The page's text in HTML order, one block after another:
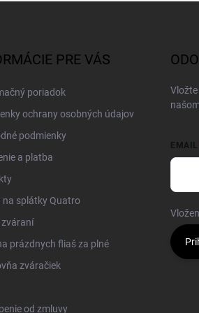
PRE VÁS
poriadok
ochrany osobných údajov
podmienky
a platba
na splátky Quatro
zváraní
prázdnych fliaš za plné
zváračiek
od zmluvy
EMAIL